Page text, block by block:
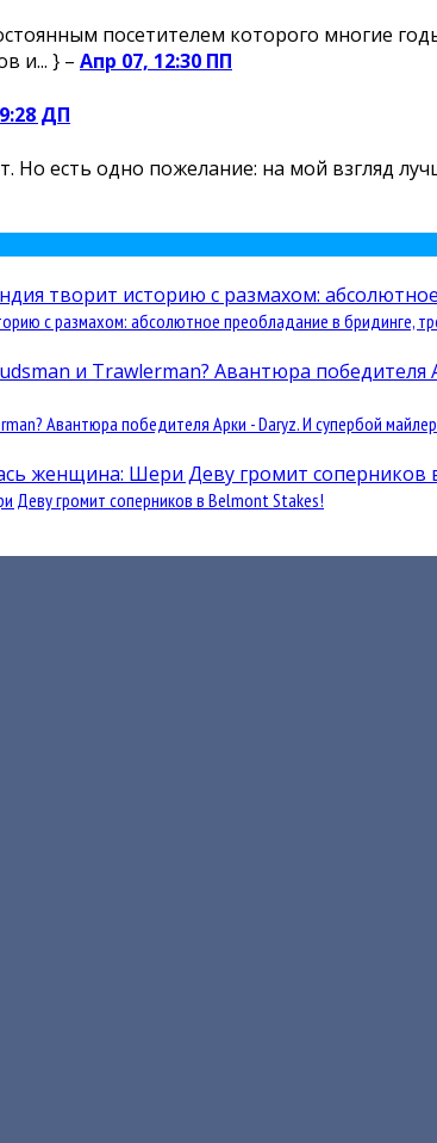
посетителем которого многие
и... } – Апр 07, 12:30 ПП
ДП
Но есть одно пожелание: на мой взгляд
с размахом: абсолютное преобладание в бридинге,
Авантюра победителя Арки - Daryz. И супербой
Деву громит соперников в Belmont Stakes!